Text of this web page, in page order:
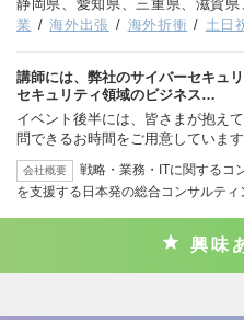
静岡県、愛知県、三重県、滋賀
業
海外出張 海外折衝 土日
講師には、弊社のサイバーセキュ
セキュリティ領域のビジネス…
イベント後半には、皆さまが抱え
問できるお時間をご用意していま
会社概要
戦略・業務・ITに関するコ
を支援する日本発の総合コンサルティ
興味